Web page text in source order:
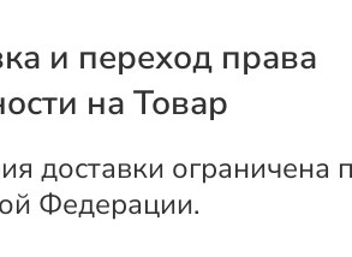
и переход права
на Товар
доставки ограничена
Федерации.